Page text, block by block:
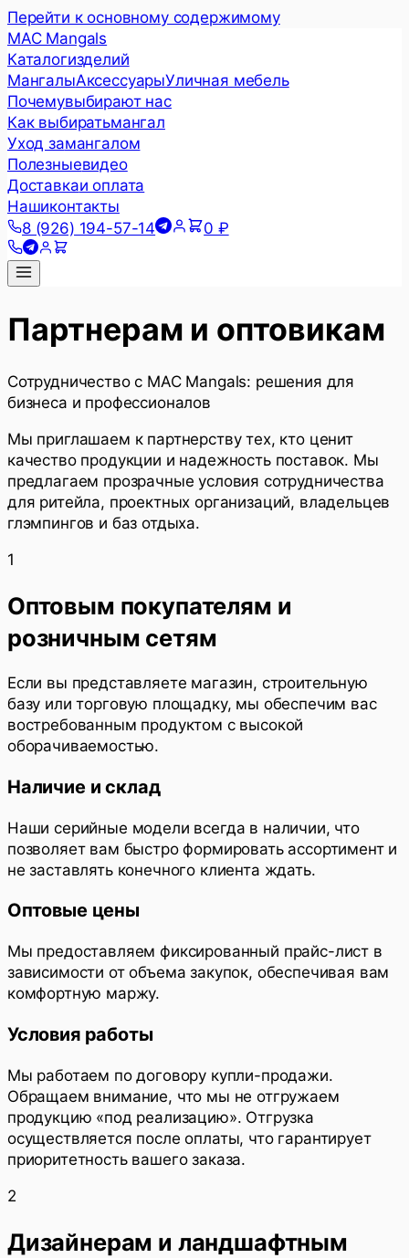
Перейти к основному содержимому
MAC Mangals
Каталогизделий
МангалыАксессуарыУличная мебель
Почемувыбирают нас
Как выбиратьмангал
Уход замангалом
Полезныевидео
Доставкаи оплата
Нашиконтакты
8 (926) 194-57-14
0 ₽
Партнерам и оптовикам
Сотрудничество с MAC Mangals: решения для
бизнеса и профессионалов
Мы приглашаем к партнерству тех, кто ценит
качество продукции и надежность поставок. Мы
предлагаем прозрачные условия сотрудничества
для ритейла, проектных организаций, владельцев
глэмпингов и баз отдыха.
1
Оптовым покупателям и
розничным сетям
Если вы представляете магазин, строительную
базу или торговую площадку, мы обеспечим вас
востребованным продуктом с высокой
оборачиваемостью.
Наличие и склад
Наши серийные модели всегда в наличии, что
позволяет вам быстро формировать ассортимент и
не заставлять конечного клиента ждать.
Оптовые цены
Мы предоставляем фиксированный прайс-лист в
зависимости от объема закупок, обеспечивая вам
комфортную маржу.
Условия работы
Мы работаем по договору купли-продажи.
Обращаем внимание, что мы не отгружаем
продукцию «под реализацию». Отгрузка
осуществляется после оплаты, что гарантирует
приоритетность вашего заказа.
2
Дизайнерам и ландшафтным